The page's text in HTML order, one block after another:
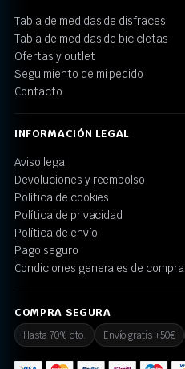
Tabla de medidas de disfraces
Tabla de medidas de bicicletas
Ofertas y outlet
Seguimiento de mi pedido
Contacto
INFORMACIÓN LEGAL
Aviso legal
Devoluciones y reembolso
Política de cookies
Política de privacidad
Política de envío
Pago seguro
Condiciones generales de compra
COMPRA SEGURA
Hasta 70% dto. Envío gratis +50€